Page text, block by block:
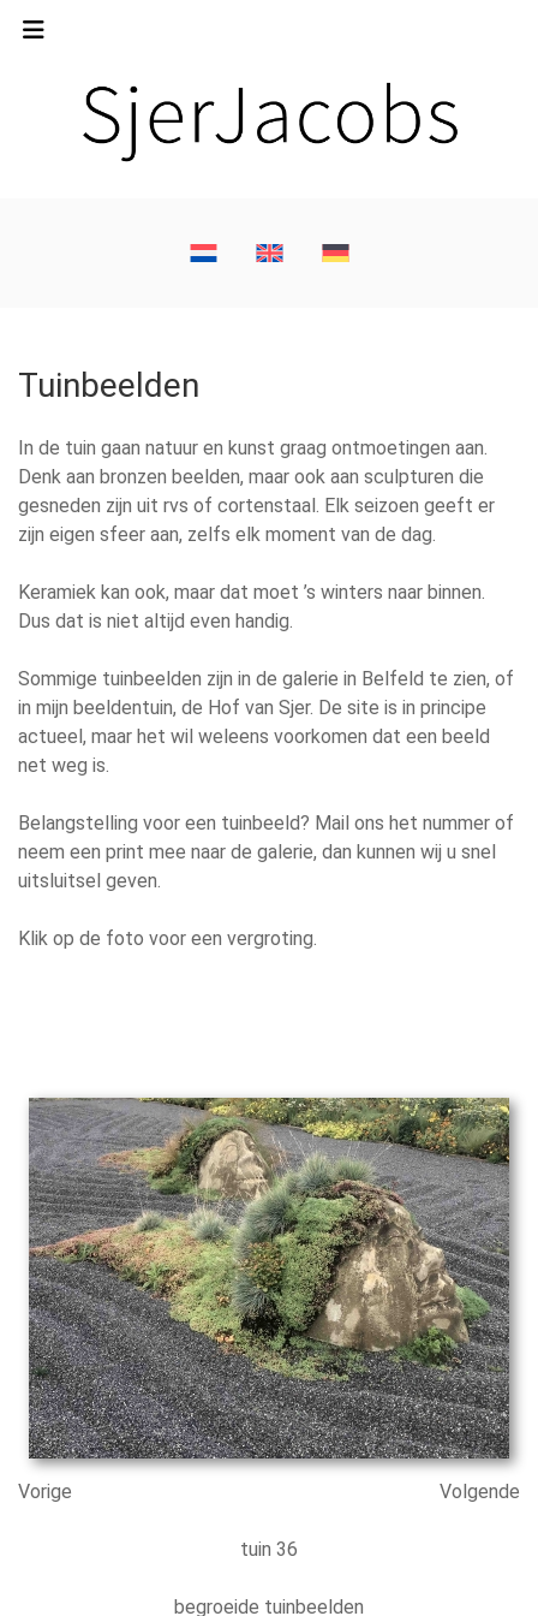
Tuinbeelden
In de tuin gaan natuur en kunst graag ontmoetingen aan.
Denk aan bronzen beelden, maar ook aan sculpturen die
gesneden zijn uit rvs of cortenstaal. Elk seizoen geeft er
zijn eigen sfeer aan, zelfs elk moment van de dag.
Keramiek kan ook, maar dat moet ’s winters naar binnen.
Dus dat is niet altijd even handig.
Sommige tuinbeelden zijn in de galerie in Belfeld te zien, of
in mijn beeldentuin, de Hof van Sjer. De site is in principe
actueel, maar het wil weleens voorkomen dat een beeld
net weg is.
Belangstelling voor een tuinbeeld? Mail ons het nummer of
neem een print mee naar de galerie, dan kunnen wij u snel
uitsluitsel geven.
Klik op de foto voor een vergroting.
Vorige Volgende
tuin 36
begroeide tuinbeelden